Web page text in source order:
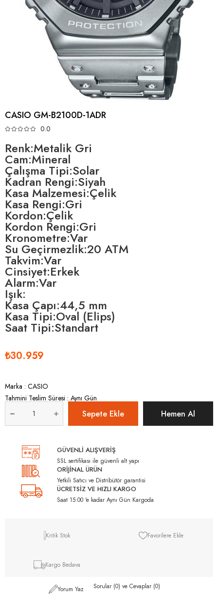
CASIO GM-B2100D-1ADR
0.0
Renk:Metalik Gri
Cam:Mineral
Çalışma Tipi:Solar
Kadran Rengi:Siyah
Kasa Malzemesi:Çelik
Kasa Rengi:Gri
Kordon:Çelik
Kordon Rengi:Gri
Kronometre:Var
Su Geçirmezlik:20 ATM
Takvim:Var
Cinsiyet:Erkek
Alarm:Var
Işık:
Kasa Çapı:44,5 mm
Kasa Tipi:Oval (Elips)
Saat Tipi:Standart
₺30.959
Marka : CASIO
Tahmini Teslim Süresi : Aynı Gün
GÜVENLİ ALIŞVERİŞ
SSL sertifikası ile güvenli alt yapı
ORİJİNAL ÜRÜN
Yetkili Satıcı ve Distribütör garantisi
ÜCRETSİZ VE HIZLI KARGO
Saat 15:00 'e kadar Aynı Gün Kargoda
Kritik Stok Favorilere Ekle
Kargo Bedava
Yorum Yaz Sorular (0) ve Cevaplar (0)